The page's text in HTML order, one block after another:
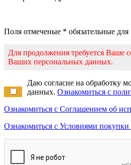
Поля отмеченые * обязательные для
Для продолжения требуется Ваше
Ваших персональных данных.
Даю согласие на обработку
данных. Ознакомиться с
Ознакомиться с Соглашением об
Ознакомиться с Условиями покупки